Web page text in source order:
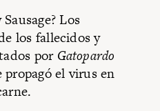
Los
los fallecidos y
por Gatopardo
el virus en